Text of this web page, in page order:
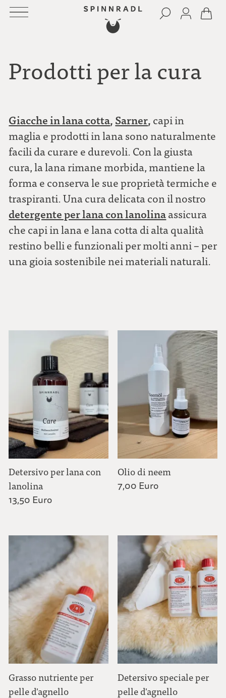
Prodotti per la cura
Giacche in lana cotta, Sarner, capi in
maglia e prodotti in lana sono naturalmente
facili da curare e durevoli. Con la giusta
cura, la lana rimane morbida, mantiene la
forma e conserva le sue proprietà termiche e
traspiranti. Una cura delicata con il nostro
detergente per lana con lanolinaassicura
che capi in lana e lana cotta di alta qualità
restino belli e funzionali per molti anni – per
una gioia sostenibile nei materiali naturali.
Detersivo per lana con
lanolina
13,50 Euro
Olio di neem
7,00 Euro
Grasso nutriente per
pelle d'agnello
Detersivo speciale per
pelle d'agnello